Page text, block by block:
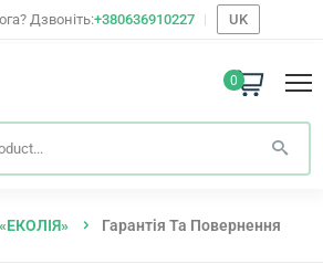
Дзвоніть:+380636910227 UK
0
Гарантія Та Повернення